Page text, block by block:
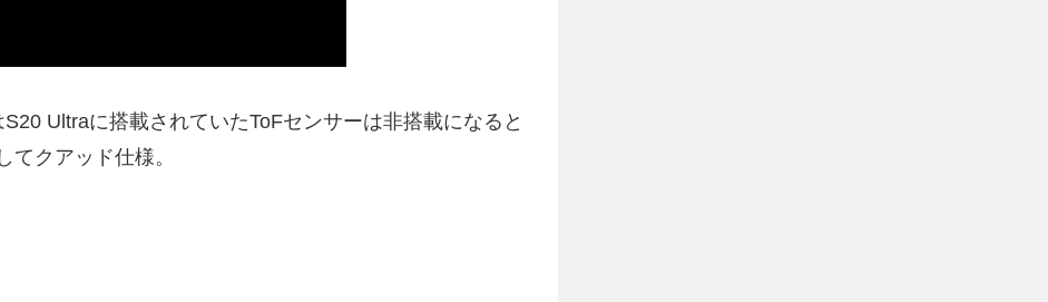
Ultraに搭載されていたToFセンサーは非搭載になると
クアッド仕様。